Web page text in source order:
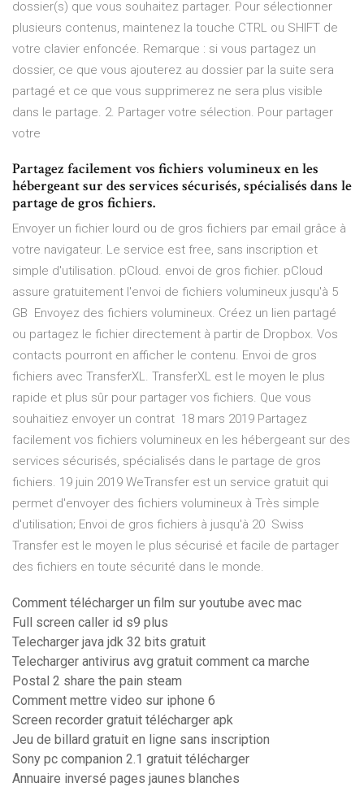
dossier(s) que vous souhaitez partager. Pour sélectionner
plusieurs contenus, maintenez la touche CTRL ou SHIFT de
votre clavier enfoncée. Remarque : si vous partagez un
dossier, ce que vous ajouterez au dossier par la suite sera
partagé et ce que vous supprimerez ne sera plus visible
dans le partage. 2. Partager votre sélection. Pour partager
votre
Partagez facilement vos fichiers volumineux en les
hébergeant sur des services sécurisés, spécialisés dans le
partage de gros fichiers.
Envoyer un fichier lourd ou de gros fichiers par email grâce à
votre navigateur. Le service est free, sans inscription et
simple d'utilisation. pCloud. envoi de gros fichier. pCloud
assure gratuitement l'envoi de fichiers volumineux jusqu'à 5
GB Envoyez des fichiers volumineux. Créez un lien partagé
ou partagez le fichier directement à partir de Dropbox. Vos
contacts pourront en afficher le contenu. Envoi de gros
fichiers avec TransferXL. TransferXL est le moyen le plus
rapide et plus sûr pour partager vos fichiers. Que vous
souhaitiez envoyer un contrat 18 mars 2019 Partagez
facilement vos fichiers volumineux en les hébergeant sur des
services sécurisés, spécialisés dans le partage de gros
fichiers. 19 juin 2019 WeTransfer est un service gratuit qui
permet d'envoyer des fichiers volumineux à Très simple
d'utilisation; Envoi de gros fichiers à jusqu'à 20 Swiss
Transfer est le moyen le plus sécurisé et facile de partager
des fichiers en toute sécurité dans le monde.
Comment télécharger un film sur youtube avec mac
Full screen caller id s9 plus
Telecharger java jdk 32 bits gratuit
Telecharger antivirus avg gratuit comment ca marche
Postal 2 share the pain steam
Comment mettre video sur iphone 6
Screen recorder gratuit télécharger apk
Jeu de billard gratuit en ligne sans inscription
Sony pc companion 2.1 gratuit télécharger
Annuaire inversé pages jaunes blanches